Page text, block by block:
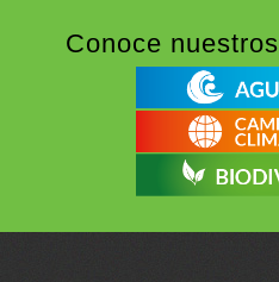
Conoce